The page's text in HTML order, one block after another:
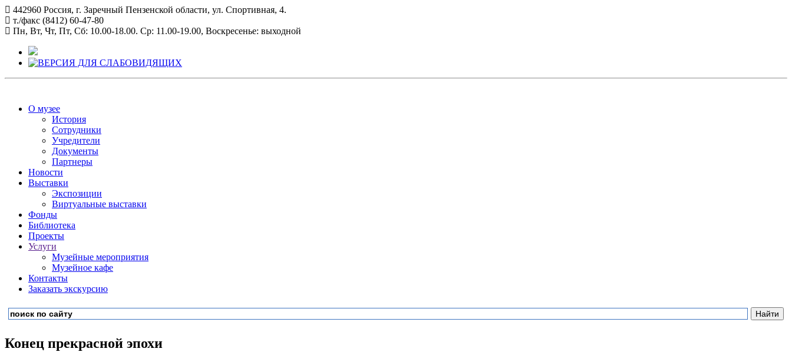
442960 Россия, г. Заречный Пензенской области, ул. Спортивная, 4.
т./факс (8412) 60-47-80
Пн, Вт, Чт, Пт, Сб: 10.00-18.00. Ср: 11.00-19.00, Воскресенье: выходной
О музее
История
Сотрудники
Учредители
Документы
Партнеры
Новости
Выставки
Экспозиции
Виртуальные выставки
Фонды
Библиотека
Проекты
Услуги
Музейные мероприятия
Музейное кафе
Контакты
Заказать экскурсию
Конец прекрасной эпохи